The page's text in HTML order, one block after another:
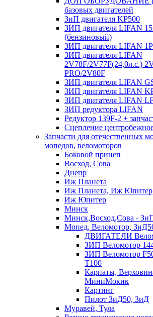
базовых двигателей
ЗиП двигателя KP500
ЗИП двигателя LIFAN
(бензиновый)
ЗИП двигателя LIFAN
ЗИП двигателя LIFAN
2V78F/2V77F(24,0л.с.)
PRO/2V80F
ЗИП двигателя LIFAN
ЗИП двигателя LIFAN
ЗИП двигателя LIFAN
ЗИП редуктора LIFAN
Редуктор 139F-2 +
Сцепление
Запчасти для отечественных
мопедов, веломоторов
Боковой прицеп
Восход, Сова
Днепр
Иж Планета
Иж Планета, Иж Юпитер
Иж Юпитер
Минск
Минск,Восход,Сова -
Мопед, Веломотор,
ДВИГАТЕЛИ
ЗИП Веломотор
ЗИП Веломотор
T100
Карпаты,
МиниМокик
Картинг
Пилот ЗиД50, ЗиД
Муравей, Тула